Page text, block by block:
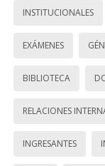
INSTITUCIONALES
EXÁMENES
BIBLIOTECA
RELACIONES
INGRESANTES